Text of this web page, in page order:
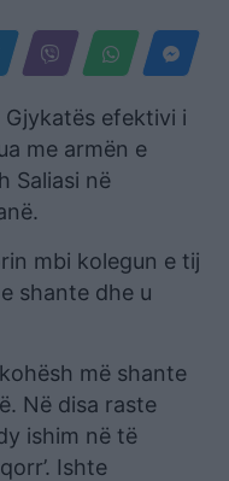
efektivi i
me armën e
Saliasi në
mbi kolegun e tij
shante dhe u
më shante
Në disa raste
ishim në të
Ishte